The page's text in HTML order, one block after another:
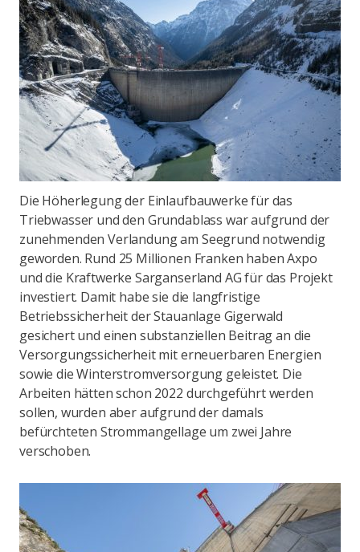
Die Höherlegung der Einlaufbauwerke für das
Triebwasser und den Grundablass war aufgrund der
zunehmenden Verlandung am Seegrund notwendig
geworden. Rund 25 Millionen Franken haben Axpo
und die Kraftwerke Sarganserland AG für das Projekt
investiert. Damit habe sie die langfristige
Betriebssicherheit der Stauanlage Gigerwald
gesichert und einen substanziellen Beitrag an die
Versorgungssicherheit mit erneuerbaren Energien
sowie die Winterstromversorgung geleistet. Die
Arbeiten hätten schon 2022 durchgeführt werden
sollen, wurden aber aufgrund der damals
befürchteten Strommangellage um zwei Jahre
verschoben.